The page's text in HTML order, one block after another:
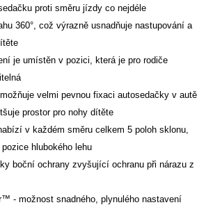
proti směru jízdy co nejdéle
360°, což výrazně usnadňuje nastupování a
je umístěn v pozici, která je pro rodiče
velmi pevnou fixaci autosedačky v autě
prostor pro nohy dítěte
v každém směru celkem 5 poloh sklonu,
hlubokého lehu
boční ochrany zvyšující ochranu při nárazu z
- možnost snadného, plynulého nastavení